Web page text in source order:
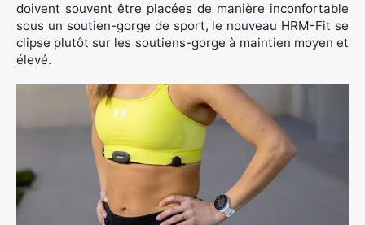
doivent souvent être placées de manière inconfortable
sous un soutien-gorge de sport, le nouveau HRM-Fit se
clipse plutôt sur les soutiens-gorge à maintien moyen et
élevé.